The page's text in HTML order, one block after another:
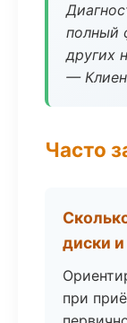
полный
других
—
Часто
диски
при